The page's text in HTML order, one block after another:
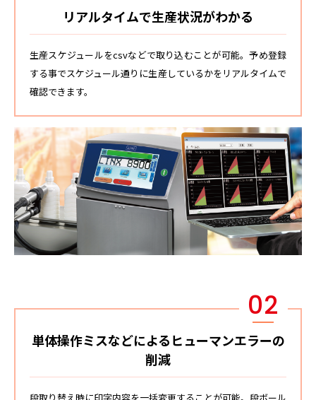
リアルタイムで生産状況がわかる
生産スケジュールをcsvなどで取り込むことが可能。予め登録
する事でスケジュール通りに生産しているかをリアルタイムで
確認できます。
02
単体操作ミスなどによるヒューマンエラーの
削減